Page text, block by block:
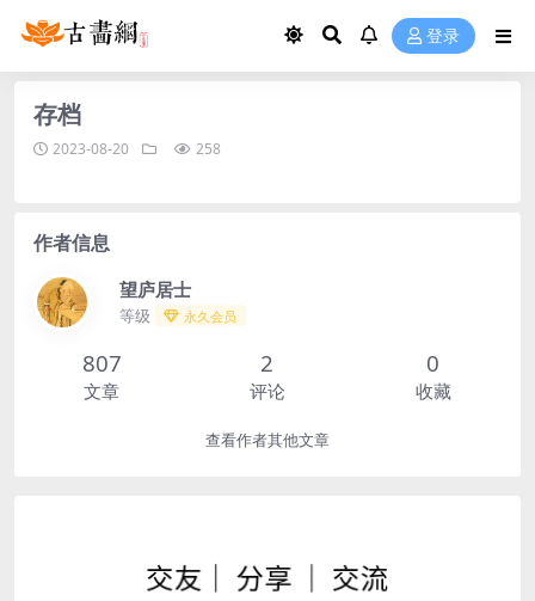
登录
存档
2023-08-20 258
作者信息
望庐居士
等级 永久会员
807
文章
2
评论
0
收藏
查看作者其他文章